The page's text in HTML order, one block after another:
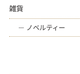
雑貨
ー ノベルティー